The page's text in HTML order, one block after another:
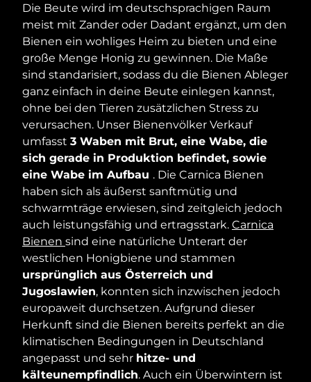
Die Beute wird im deutschsprachigen Raum
meist mit Zander oder Dadant ergänzt, um den
Bienen ein wohliges Heim zu bieten und eine
große Menge Honig zu gewinnen. Die Maße
sind standarisiert, sodass du die Bienen Ableger
ganz einfach in deine Beute einlegen kannst,
ohne bei den Tieren zusätzlichen Stress zu
verursachen. Unser Bienenvölker Verkauf
umfasst 3 Waben mit Brut, eine Wabe, die
sich gerade in Produktion befindet, sowie
eine Wabe im Aufbau . Die Carnica Bienen
haben sich als äußerst sanftmütig und
schwarmträge erwiesen, sind zeitgleich jedoch
auch leistungsfähig und ertragsstark. Carnica
Bienen sind eine natürliche Unterart der
westlichen Honigbiene und stammen
ursprünglich aus Österreich und
Jugoslawien, konnten sich inzwischen jedoch
europaweit durchsetzen. Aufgrund dieser
Herkunft sind die Bienen bereits perfekt an die
klimatischen Bedingungen in Deutschland
angepasst und sehr hitze- und
kälteunempfindlich. Auch ein Überwintern ist